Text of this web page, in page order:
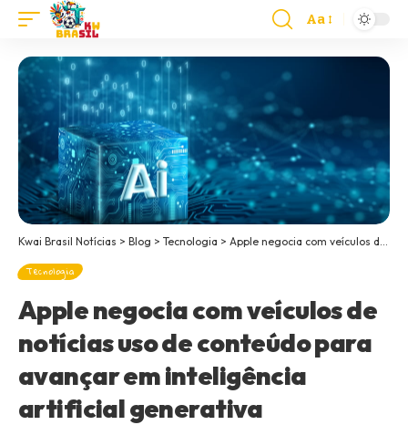
Aa
Kwai Brasil Notícias > Blog > Tecnologia > Apple negocia com veículos de notícias uso de conteúdo para avançar em inteligência artificial generativa
Tecnologia
Apple negocia com veículos de
notícias uso de conteúdo para
avançar em inteligência
artificial generativa